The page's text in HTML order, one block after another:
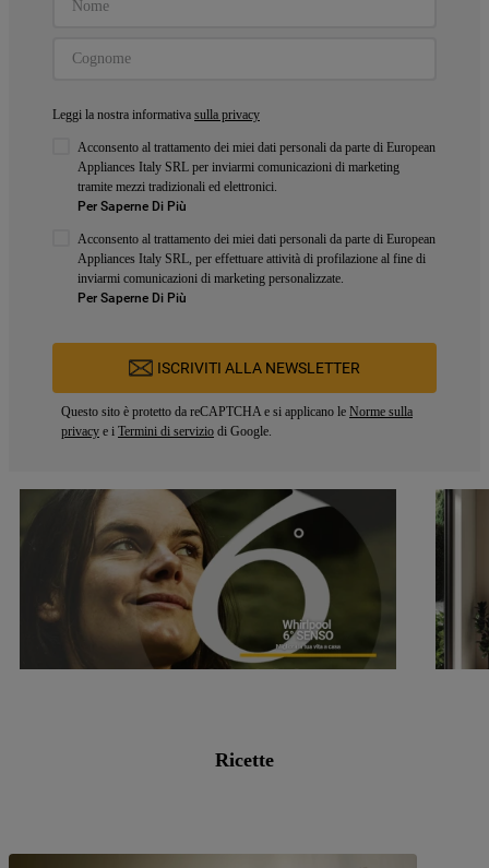
Leggi la nostra informativa sulla privacy
Acconsento al trattamento dei miei dati personali da parte di European
Appliances Italy SRL per inviarmi comunicazioni di marketing
tramite mezzi tradizionali ed elettronici.
Per Saperne Di Più
Acconsento al trattamento dei miei dati personali da parte di European
Appliances Italy SRL, per effettuare attività di profilazione al fine di
inviarmi comunicazioni di marketing personalizzate.
Per Saperne Di Più
ISCRIVITI ALLA NEWSLETTER
Questo sito è protetto da reCAPTCHA e si applicano le Norme sulla
privacy e i Termini di servizio di Google.
Ricette